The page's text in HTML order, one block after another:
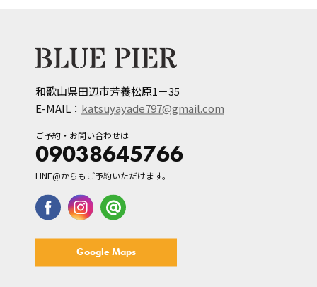
和歌山県田辺市芳養松原1－35
E-MAIL： katsuyayade797@gmail.com
ご予約・お問い合わせは
09038645766
LINE@からもご予約いただけます。
Google Maps